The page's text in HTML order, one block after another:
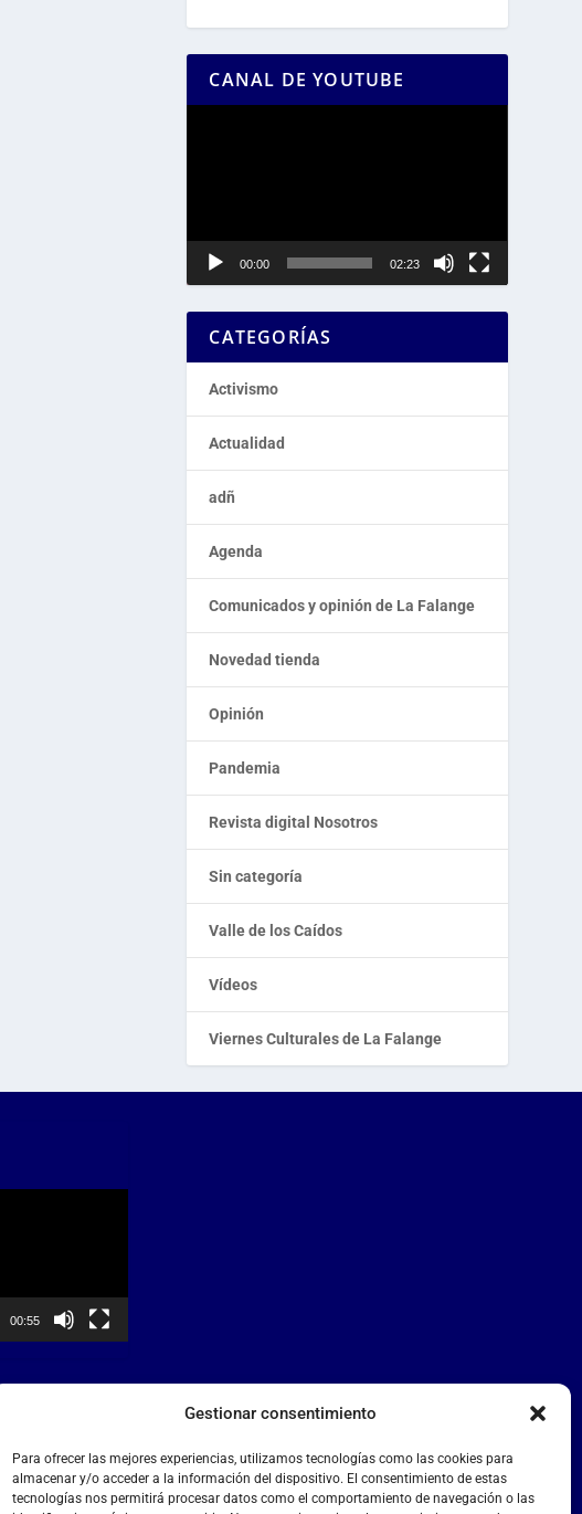
Gestionar consentimiento
Para ofrecer las mejores experiencias, utilizamos tecnologías como las cookies para
almacenar y/o acceder a la información del dispositivo. El consentimiento de estas
tecnologías nos permitirá procesar datos como el comportamiento de navegación o las
CANAL DE YOUTUBE
00:00 02:23
CATEGORÍAS
Activismo
Actualidad
adñ
Agenda
Comunicados y opinión de La Falange
Novedad tienda
Opinión
Pandemia
Revista digital Nosotros
Sin categoría
Valle de los Caídos
Vídeos
Viernes Culturales de La Falange
00:55